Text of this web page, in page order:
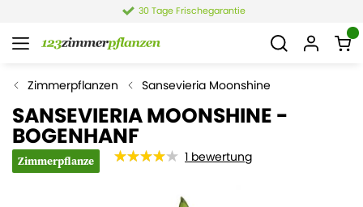
30 Tage Frischegarantie
Zimmerpflanzen Sansevieria Moonshine
SANSEVIERIA MOONSHINE -
BOGENHANF
Zimmerpflanze 1 bewertung